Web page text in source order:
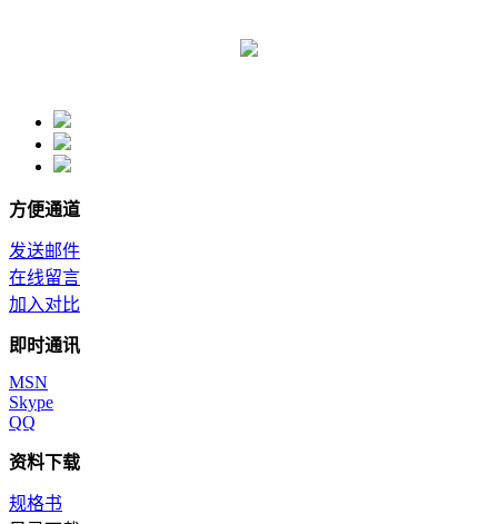
方便通道
发送邮件
在线留言
加入对比
即时通讯
MSN
Skype
QQ
资料下载
规格书